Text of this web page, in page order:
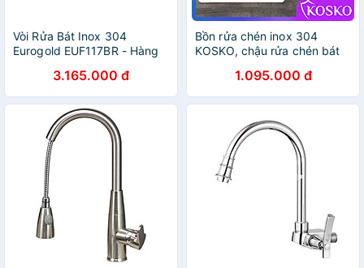
Vòi Rửa Bát Inox 304
Eurogold EUF117BR - Hàng
3.165.000 đ
Bồn rửa chén inox 304
KOSKO, chậu rửa chén bát
nhiều loại vòi nước rửa chén
1.095.000 đ